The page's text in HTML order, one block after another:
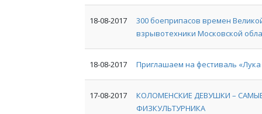
18-08-2017
300 боеприпасов времен
взрывотехники Московской
18-08-2017 Приглашаем на фестиваль «Лука
17-08-2017
КОЛОМЕНСКИЕ ДЕВУШКИ –
ФИЗКУЛЬТУРНИКА